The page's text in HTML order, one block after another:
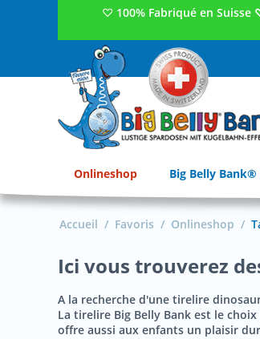
♡ 100% Fabriqué en Suisse
Onlineshop Big Belly
Accueil / Favoris / Onlineshop /
Ici vous trouverez
A la recherche d'une tirelire
La tirelire Big Belly Bank est le
offre aussi aux enfants un plaisir